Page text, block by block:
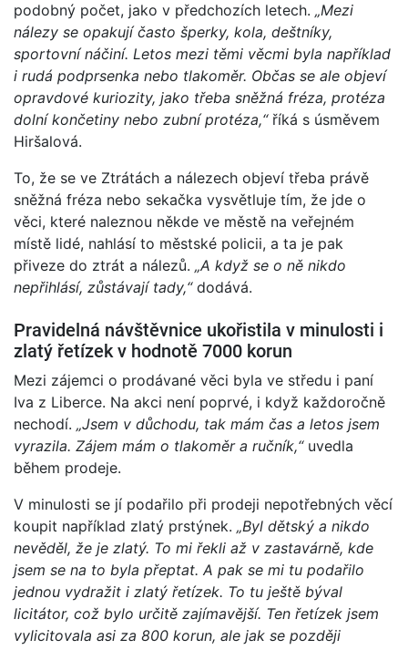
podobný počet, jako v předchozích letech. „Mezi
nálezy se opakují často šperky, kola, deštníky,
sportovní náčiní. Letos mezi těmi věcmi byla například
i rudá podprsenka nebo tlakoměr. Občas se ale objeví
opravdové kuriozity, jako třeba sněžná fréza, protéza
dolní končetiny nebo zubní protéza,“říká s úsměvem
Hiršalová.
To, že se ve Ztrátách a nálezech objeví třeba právě
sněžná fréza nebo sekačka vysvětluje tím, že jde o
věci, které naleznou někde ve městě na veřejném
místě lidé, nahlásí to městské policii, a ta je pak
přiveze do ztrát a nálezů. „A když se o ně nikdo
nepřihlásí, zůstávají tady,“dodává.
Pravidelná návštěvnice ukořistila v minulosti i
zlatý řetízek v hodnotě 7000 korun
Mezi zájemci o prodávané věci byla ve středu i paní
Iva z Liberce. Na akci není poprvé, i když každoročně
nechodí. „Jsem v důchodu, tak mám čas a letos jsem
vyrazila. Zájem mám o tlakoměr a ručník,“uvedla
během prodeje.
V minulosti se jí podařilo při prodeji nepotřebných věcí
koupit například zlatý prstýnek. „Byl dětský a nikdo
nevěděl, že je zlatý. To mi řekli až v zastavárně, kde
jsem se na to byla přeptat. A pak se mi tu podařilo
jednou vydražit i zlatý řetízek. To tu ještě býval
licitátor, což bylo určitě zajímavější. Ten řetízek jsem
vylicitovala asi za 800 korun, ale jak se později